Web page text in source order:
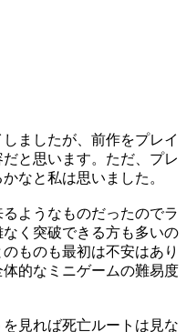
ましたが、前作をプレイ
と思います。ただ、プレ
なと私は思いました。
ようなものだったのでラ
く突破できる方も多いの
ものも最初は不安はあり
的なミニゲームの難易度
見れば死亡ルートは見な